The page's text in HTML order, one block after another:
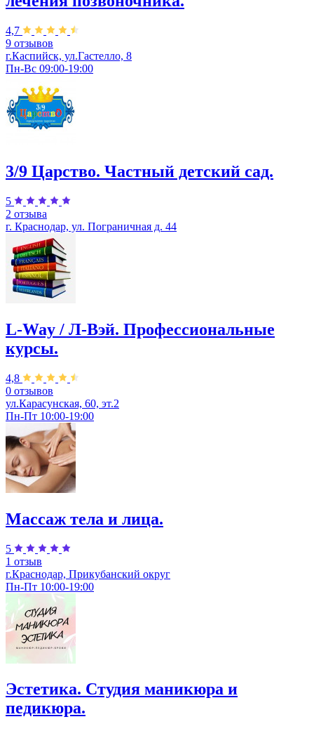
4,7
9 отзывов
г.Каспийск, ул.Гастелло, 8
Пн-Вс 09:00-19:00
3/9 Царство. Частный детский сад.
5
2 отзыва
г. Краснодар, ул. Пограничная д. 44
L-Way / Л-Вэй. Профессиональные
курсы.
4,8
0 отзывов
ул.Карасунская, 60, эт.2
Пн-Пт 10:00-19:00
Массаж тела и лица.
5
1 отзыв
г.Краснодар, Прикубанский округ
Пн-Пт 10:00-19:00
Эстетика. Студия маникюра и
педикюра.